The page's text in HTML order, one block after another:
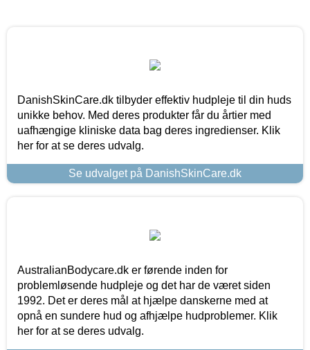
DanishSkinCare.dk tilbyder effektiv hudpleje til din huds
unikke behov. Med deres produkter får du årtier med
uafhængige kliniske data bag deres ingredienser. Klik
her for at se deres udvalg.
Se udvalget på DanishSkinCare.dk
AustralianBodycare.dk er førende inden for
problemløsende hudpleje og det har de været siden
1992. Det er deres mål at hjælpe danskerne med at
opnå en sundere hud og afhjælpe hudproblemer. Klik
her for at se deres udvalg.